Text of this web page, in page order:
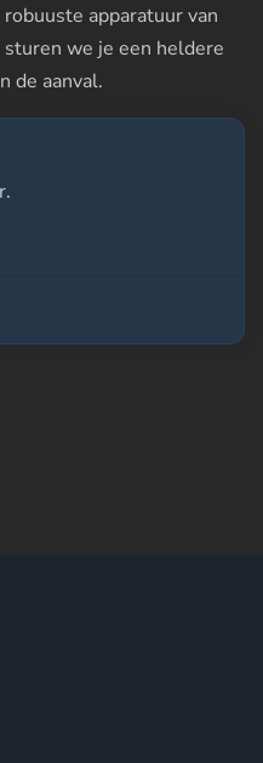
apparatuur van
we je een heldere
de aanval.